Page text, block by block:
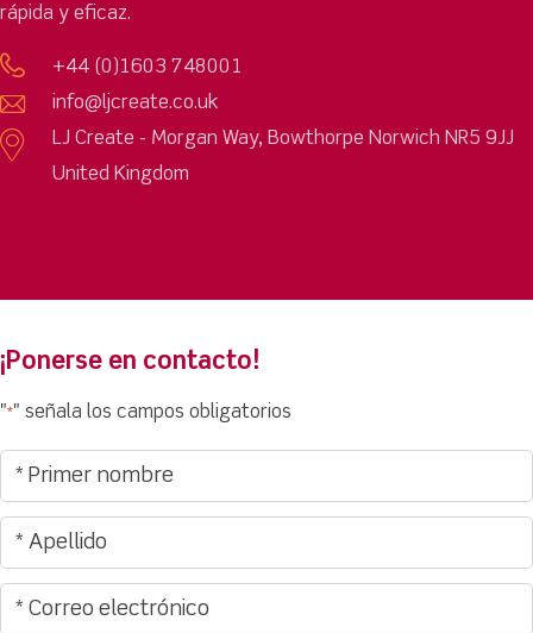
rápida y eficaz.
+44 (0)1603 748001
info@ljcreate.co.uk
LJ Create - Morgan Way, Bowthorpe Norwich NR5 9JJ
United Kingdom
¡Ponerse en contacto!
"*" señala los campos obligatorios